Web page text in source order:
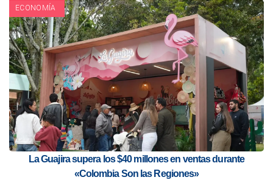
ECONOMÍA
La Guajira supera los $40 millones en ventas durante
«Colombia Son las Regiones»